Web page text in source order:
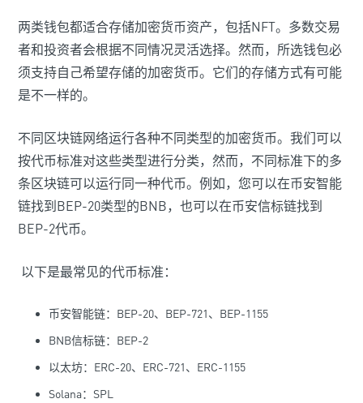
两类钱包都适合存储加密货币资产，包括NFT。多数交易
者和投资者会根据不同情况灵活选择。然而，所选钱包必
须支持自己希望存储的加密货币。它们的存储方式有可能
是不一样的。
不同区块链网络运行各种不同类型的加密货币。我们可以
按代币标准对这些类型进行分类，然而，不同标准下的多
条区块链可以运行同一种代币。例如，您可以在币安智能
链找到BEP-20类型的BNB，也可以在币安信标链找到
BEP-2代币。
以下是最常见的代币标准：
币安智能链：BEP-20、BEP-721、BEP-1155
BNB信标链：BEP-2
以太坊：ERC-20、ERC-721、ERC-1155
Solana：SPL